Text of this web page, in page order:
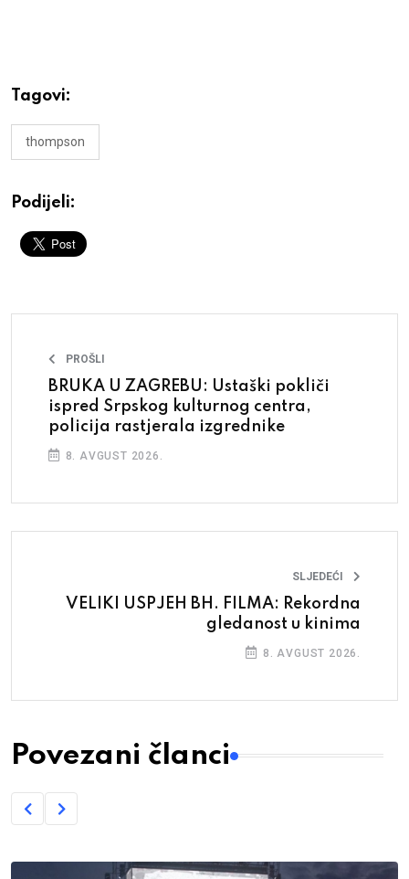
Tagovi:
thompson
Podijeli:
PROŠLI
BRUKA U ZAGREBU: Ustaški pokliči
ispred Srpskog kulturnog centra,
policija rastjerala izgrednike
8. AVGUST 2026.
SLJEDEĆI
VELIKI USPJEH BH. FILMA: Rekordna
gledanost u kinima
8. AVGUST 2026.
Povezani članci